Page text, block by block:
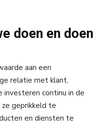
doen en doen
aan een
relatie met klant,
investeren continu in de
geprikkeld te
en diensten te